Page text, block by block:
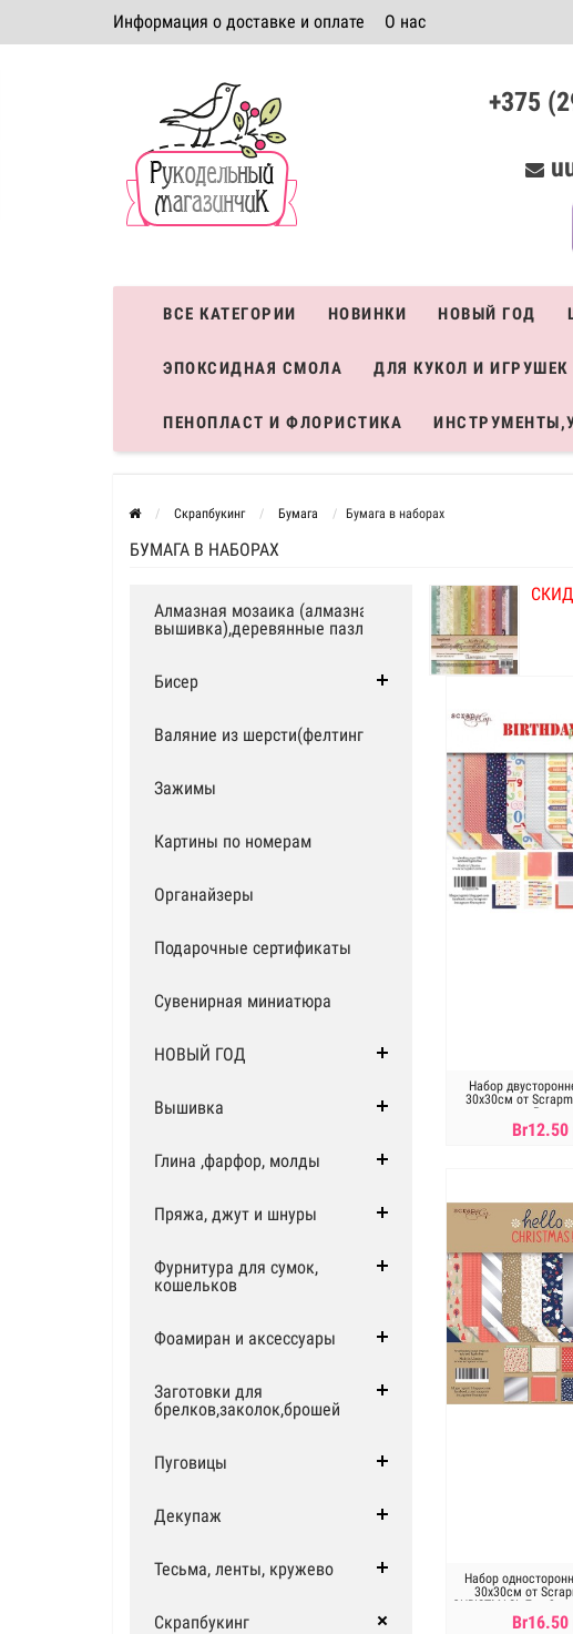
Информация о доставке и оплате О нас
Система скидок +375
ВСЕ КАТЕГОРИИ НОВИНКИ НОВЫЙ ГОД
ЭПОКСИДНАЯ СМОЛА ДЛЯ КУКОЛ И ИГРУШЕК
ПЕНОПЛАСТ И ФЛОРИСТИКА
Скрапбукинг Бумага Бумага в наборах
БУМАГА В НАБОРАХ
Алмазная мозаика (алмазная
вышивка),деревянные пазлы
Бисер
Валяние из шерсти(фелтинг)
Зажимы
Картины по номерам
Органайзеры
Подарочные сертификаты
Сувенирная миниатюра
НОВЫЙ ГОД
Вышивка
Глина ,фарфор, молды
Пряжа, джут и шнуры
Фурнитура для сумок,
кошельков
Фоамиран и аксессуары
Заготовки для
брелков,заколок,брошей
Пуговицы
Декупаж
Тесьма, ленты, кружево
Скрапбукинг
Набор
30х30см от
Party
Br12.50
Набор
30х30см от
CHRISTMAS!. 7л +3л
тиснения
Br16.50